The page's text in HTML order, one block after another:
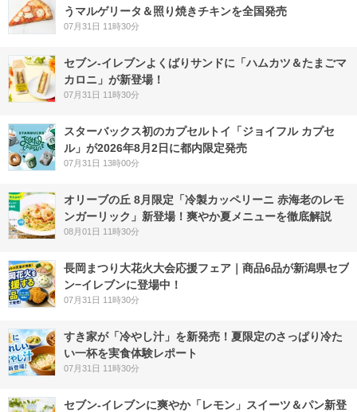
うマルゲリータ＆照り焼きチキンを全国発売
07月31日 11時30分
セブン‐イレブンよくばりサンドに「ハムカツ＆たまごマ
カロニ」が新登場！
07月31日 11時30分
スターバックス初のカプセルトイ「ジョイフル カプセ
ル」が2026年8月2日に都内限定発売
07月31日 13時00分
オリーブの丘 8月限定「冷製カッペリーニ 赤海老のレモ
ンガーリック」新登場！爽やか夏メニューを徹底解説
08月01日 11時30分
長岡まつり大花火大会応援フェア｜商品6品が新潟県セブ
ン−イレブンに登場中！
07月31日 11時30分
すき家が「冷やし汁」を新発売！夏限定のさっぱり冷た
い一杯を実食体験レポート
07月31日 11時30分
セブン‐イレブンに爽やか「レモン」スイーツ＆パン新登